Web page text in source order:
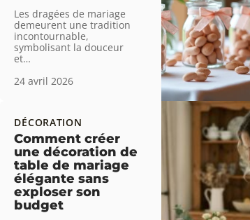
Les dragées de mariage
demeurent une tradition
incontournable,
symbolisant la douceur
et…
24 avril 2026
DÉCORATION
Comment créer
une décoration de
table de mariage
élégante sans
exploser son
budget